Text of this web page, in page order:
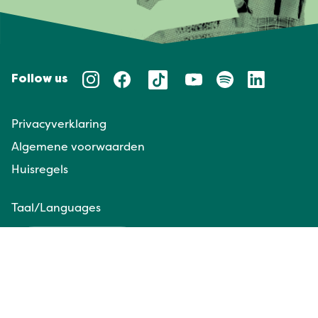
Follow us
Privacyverklaring
Algemene voorwaarden
Huisregels
Taal/Languages